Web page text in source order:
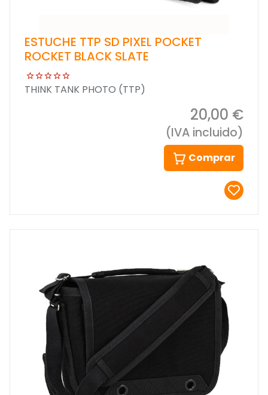
ESTUCHE TTP SD PIXEL POCKET
ROCKET BLACK SLATE
THINK TANK PHOTO (TTP)
20,00 €
(IVA incluido)
Comprar